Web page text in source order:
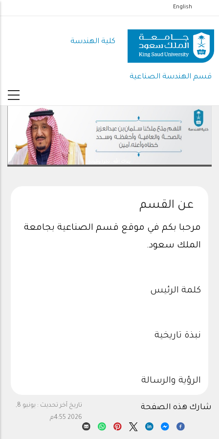
إلى
المحتوى
الرئيسي
English
كلية الهندسة
قسم الهندسة الصناعية
عن القسم
مرحبا بكم في موقع قسم الصناعية بجامعة
الملك سعود.
كلمة الرئيس
نبذة تاريخية
الرؤية والرسالة
تاريخ آخر تحديث :
يونيو 8,
2026 4:55م
شارك هذه الصفحة